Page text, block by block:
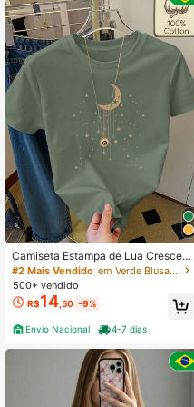
Camiseta Estampa de Lua Crescent
e e Estrelas ao Redor Confortável e
Respirável, Roupas de Verão Femini
nas
#2 Mais Vendido
em Verde Blusas versáteis para o dia a dia
500+ vendido
R$14,50 -9%
Envio Nacional 4-7 dias